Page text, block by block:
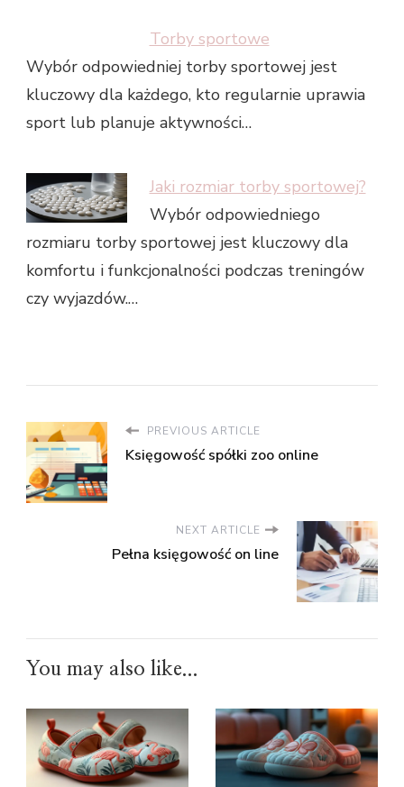
Torby sportowe
Wybór odpowiedniej torby sportowej jest
kluczowy dla każdego, kto regularnie uprawia
sport lub planuje aktywności…
Jaki rozmiar torby sportowej?
Wybór odpowiedniego
rozmiaru torby sportowej jest kluczowy dla
komfortu i funkcjonalności podczas treningów
czy wyjazdów.…
PREVIOUS ARTICLE
Księgowość spółki zoo online
NEXT ARTICLE
Pełna księgowość on line
You may also like...